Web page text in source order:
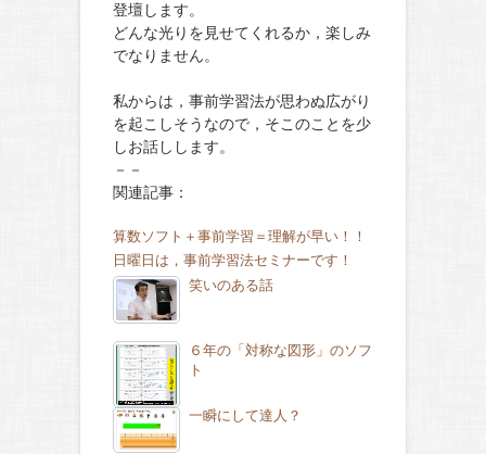
登壇します。
どんな光りを見せてくれるか，楽しみ
でなりません。
私からは，事前学習法が思わぬ広がり
を起こしそうなので，そこのことを少
しお話しします。
－－
関連記事：
算数ソフト＋事前学習＝理解が早い！！
日曜日は，事前学習法セミナーです！
笑いのある話
６年の「対称な図形」のソフ
ト
一瞬にして達人？